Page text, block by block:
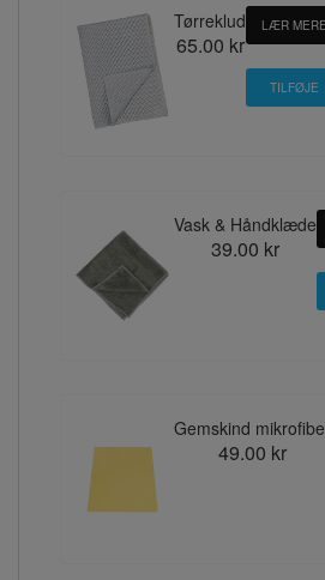
Tørreklud
65.00 kr
LÆR MERE
Vask & Håndklæde
39.00 kr
Gemskind
49.00 kr